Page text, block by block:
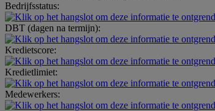
Bedrijfsstatus:
DBT (dagen na termijn):
Kredietscore:
Kredietlimiet:
Medewerkers: